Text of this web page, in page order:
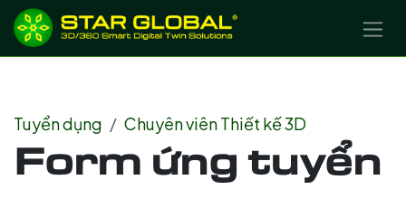
BỎ QUA ĐỂ ĐẾN NỘI DUNG
Tuyển dụng Chuyên viên Thiết kế 3D
Form ứng tuyển